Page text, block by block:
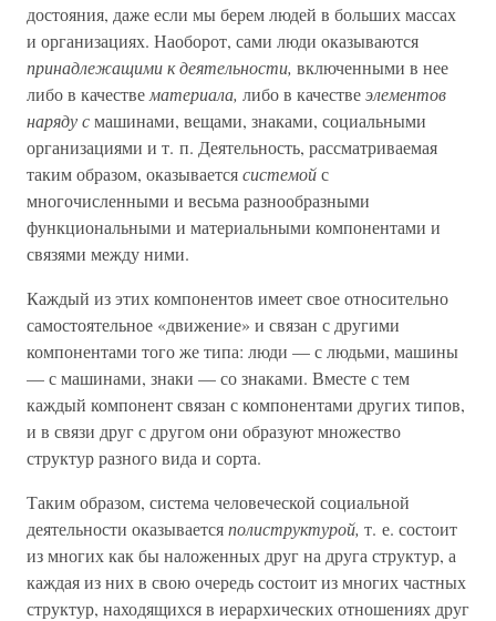
достояния, даже если мы берем людей в больших массах
и организациях. Наоборот, сами люди оказываются
принадлежащими к деятельности, включенными в нее
либо в качестве материала, либо в качествеэлементов
наряду смашинами, вещами, знаками, социальными
организациями и т. п. Деятельность, рассматриваемая
таким образом, оказываетсясистемойс
многочисленными и весьма разнообразными
функциональными и материальными компонентами и
связями между ними.
Каждый из этих компонентов имеет свое относительно
самостоятельное «движение» и связан с другими
компонентами того же типа: люди — с людьми, машины
— с машинами, знаки — со знаками. Вместе с тем
каждый компонент связан с компонентами других типов,
и в связи друг с другом они образуют множество
структур разного вида и сорта.
Таким образом, система человеческой социальной
деятельности оказываетсяполиструктурой, т. е. состоит
из многих как бы наложенных друг на друга структур, а
каждая из них в свою очередь состоит из многих частных
структур, находящихся в иерархических отношениях друг